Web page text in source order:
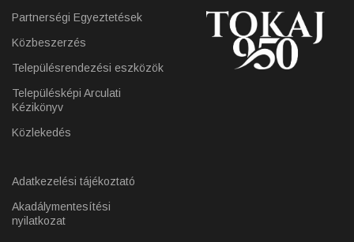
Partnerségi Egyeztetések
Közbeszerzés
Településrendezési eszközök
Településképi Arculati
Kézikönyv
Közlekedés
Adatkezelési tájékoztató
Akadálymentesítési
nyilatkozat